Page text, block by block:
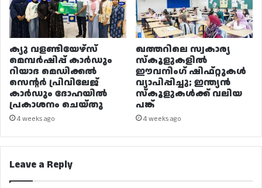
ക്യു വളണ്ടിയേഴ്‌സ്
മെമ്പർഷിപ്പ് കാർഡും
റിയാദ മെഡിക്കൽ
സെന്റർ പ്രിവിലേജ്
കാർഡും ദോഹയിൽ
പ്രകാശനം ചെയ്തു
4 weeks ago
ഖത്തറിലെ സ്വകാര്യ
സ്കൂളുകളിൽ
ഈവനിംഗ് ഷിഫ്റ്റുകൾ
വ്യാപിപ്പിച്ചു; ഇന്ത്യൻ
സ്കൂളുകൾക്ക് വലിയ
പങ്ക്
4 weeks ago
Leave a Reply